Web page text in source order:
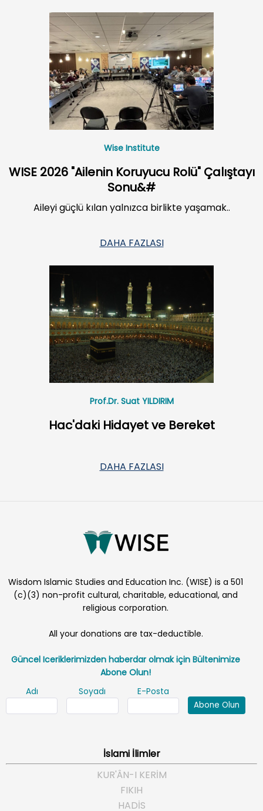
Wise Institute
WISE 2026 "Ailenin Koruyucu Rolü" Çalıştayı
Sonu&#
Aileyi güçlü kılan yalnızca birlikte yaşamak..
DAHA FAZLASI
Prof.Dr. Suat YILDIRIM
Hac'daki Hidayet ve Bereket
DAHA FAZLASI
Wisdom Islamic Studies and Education Inc. (WISE) is a 501
(c)(3) non-profit cultural, charitable, educational, and
religious corporation.
All your donations are tax-deductible.
Güncel Iceriklerimizden haberdar olmak için Bültenimize
Abone Olun!
Adı
Soyadı E-Posta
Abone Olun
İslami İlimler
KUR'ÂN-I KERİM
FIKIH
HADİS